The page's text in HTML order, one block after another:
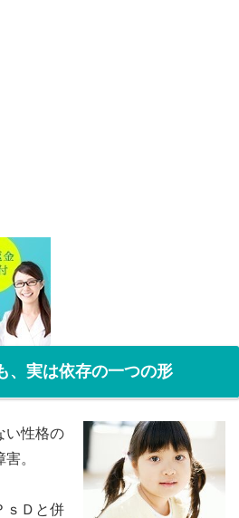
、実は依存の一つの形
い性格の
。
ｓＤと併